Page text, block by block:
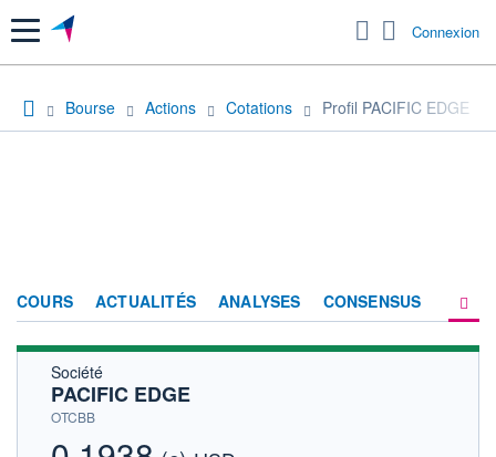
Menu Connexion
Bourse Actions Cotations Profil PACIFIC EDGE
COURS ACTUALITÉS ANALYSES CONSENSUS
Société
PACIFIC EDGE
OTCBB